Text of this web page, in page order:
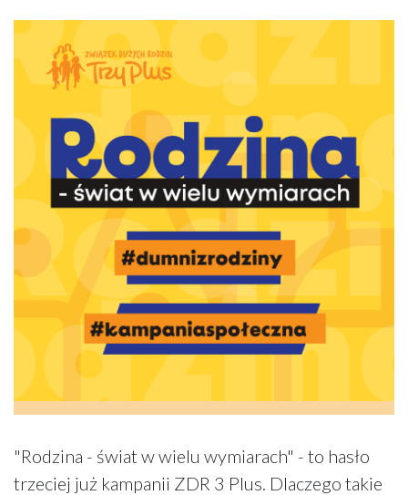
"Rodzina - świat w wielu wymiarach" - to hasło
trzeciej już kampanii ZDR 3 Plus. Dlaczego takie